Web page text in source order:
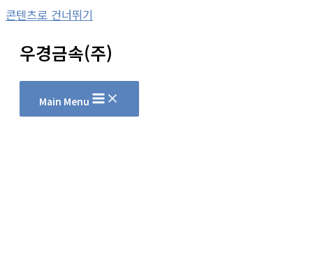
콘텐츠로 건너뛰기
우경금속(주)
Main Menu